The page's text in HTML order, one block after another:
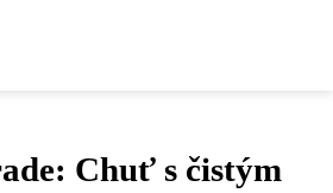
Chuť s čistým